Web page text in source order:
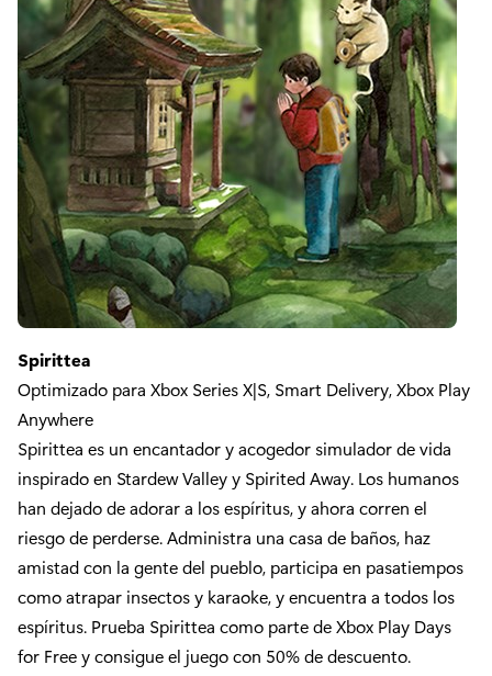
Spirittea
Optimizado para Xbox Series X|S, Smart Delivery, Xbox Play
Anywhere
Spirittea es un encantador y acogedor simulador de vida
inspirado en Stardew Valley y Spirited Away. Los humanos
han dejado de adorar a los espíritus, y ahora corren el
riesgo de perderse. Administra una casa de baños, haz
amistad con la gente del pueblo, participa en pasatiempos
como atrapar insectos y karaoke, y encuentra a todos los
espíritus. Prueba Spirittea como parte de Xbox Play Days
for Free y consigue el juego con 50% de descuento.